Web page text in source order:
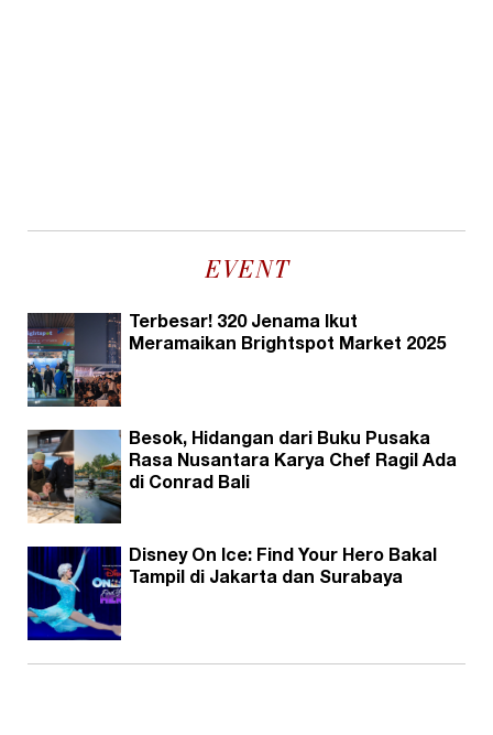
EVENT
Terbesar! 320 Jenama Ikut
Meramaikan Brightspot Market 2025
Besok, Hidangan dari Buku Pusaka
Rasa Nusantara Karya Chef Ragil Ada
di Conrad Bali
Disney On Ice: Find Your Hero Bakal
Tampil di Jakarta dan Surabaya